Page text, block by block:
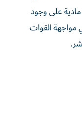
مادية على وجود
مواجهة القوات